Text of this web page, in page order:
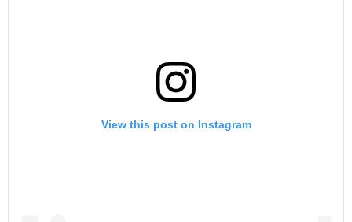
View this post on Instagram